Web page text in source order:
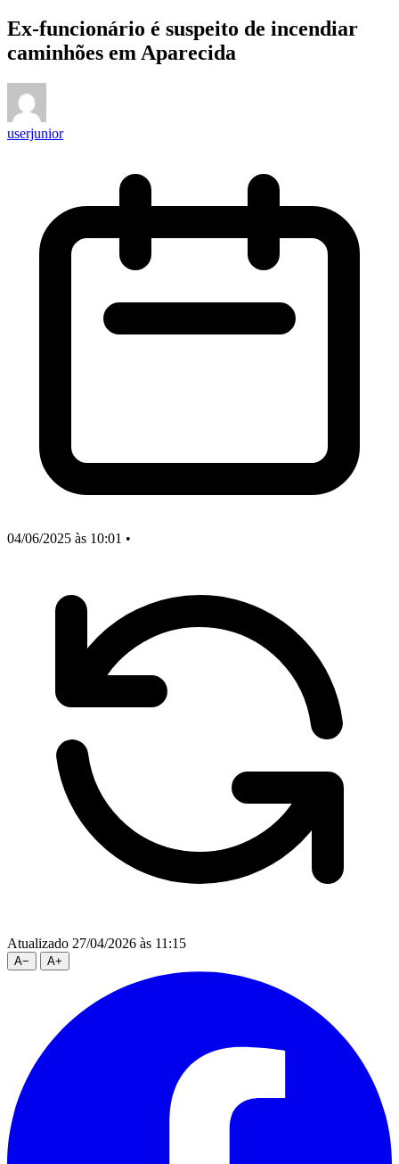
Ex-funcionário é suspeito de incendiar
caminhões em Aparecida
userjunior
04/06/2025 às 10:01 •
Atualizado 27/04/2026 às 11:15
A− A+